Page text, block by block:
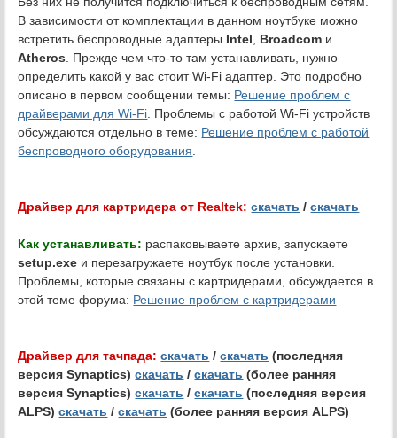
В зависимости от комплектации в данном ноутбуке можно
встретить беспроводные адаптеры Intel Broadcom и
Atheros . Прежде чем что-то там устанавливать, нужно
определить какой у вас стоит Wi-Fi адаптер. Это подробно
описано в первом сообщении темы: Решение проблем с
драйверами для Wi-Fi . Проблемы с работой Wi-Fi устройств
обсуждаются отдельно в теме: Решение проблем с работой
беспроводного оборудования
Драйвер для картридера от Realtek: скачать /скачать
Как устанавливать: распаковываете архив, запускаете
setup.exe и перезагружаете ноутбук после установки.
Проблемы, которые связаны с картридерами, обсуждается в
этой теме форума: Решение проблем с картридерами
Драйвер для тачпада: скачать /скачать (последняя
версия Synaptics)скачать /скачать (более ранняя
версия Synaptics)скачать /скачать (последняя версия
ALPS)скачать /скачать (более ранняя версия ALPS)